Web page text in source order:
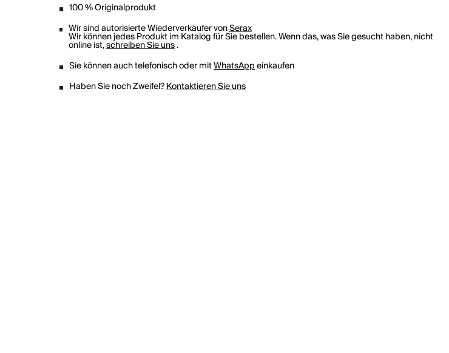
100 % Originalprodukt
Wir sind autorisierte Wiederverkäufer vonSerax
Wir können jedes Produkt im Katalog für Sie bestellen. Wenn das, was Sie gesucht haben, nicht
online ist,schreiben Sie uns.
Sie können auch telefonisch oder mitWhatsAppeinkaufen
Haben Sie noch Zweifel?Kontaktieren Sie uns